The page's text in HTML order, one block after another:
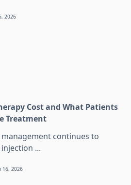
2026
Cost and What Patients
Treatment
continues to
...
16, 2026